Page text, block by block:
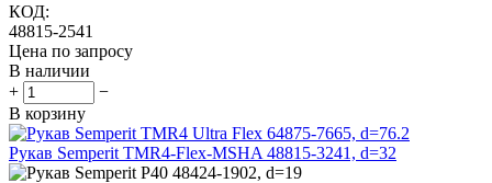
КОД:
48815-2541
Цена по запросу
В наличии
+
−
В корзину
Рукав Semperit TMR4-Flex-MSHA 48815-3241, d=32